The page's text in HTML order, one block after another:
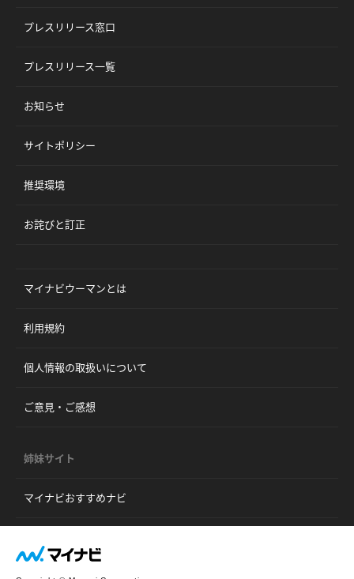
プレスリリース窓口
プレスリリース一覧
お知らせ
サイトポリシー
推奨環境
お詫びと訂正
マイナビウーマンとは
利用規約
個人情報の取扱いについて
ご意見・ご感想
姉妹サイト
マイナビおすすめナビ